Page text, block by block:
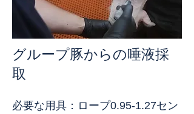
グループ豚からの唾液採
取
必要な用具：ロープ0.95-1.27セン